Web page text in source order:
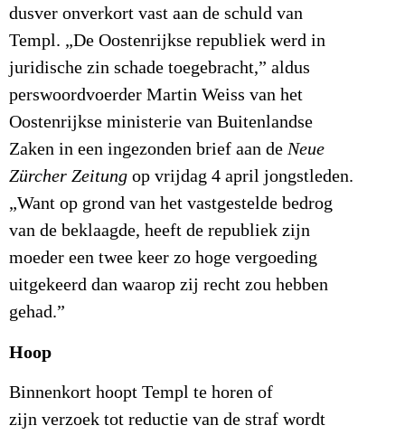
dusver onverkort vast aan de schuld van
Templ. „De Oostenrijkse republiek werd in
juridische zin schade toegebracht,” aldus
perswoordvoerder Martin Weiss van het
Oostenrijkse ministerie van Buitenlandse
Zaken in een ingezonden brief aan de Neue
Zürcher Zeitung op vrijdag 4 april jongstleden.
„Want op grond van het vastgestelde bedrog
van de beklaagde, heeft de republiek zijn
moeder een twee keer zo hoge vergoeding
uitgekeerd dan waarop zij recht zou hebben
gehad.”
Hoop
Binnenkort hoopt Templ te horen of
zijn verzoek tot reductie van de straf wordt